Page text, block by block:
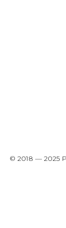
© 2018 — 2025